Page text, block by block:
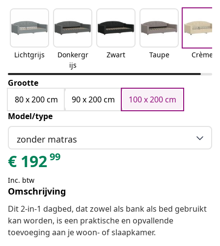
Lichtgrijs
Donkergr
ijs
Zwart Taupe Crème
Grootte
80 x 200 cm
90 x 200 cm
100 x 200 cm
Model/type
zonder matras
€ 19299
Inc. btw
Omschrijving
Dit 2-in-1 dagbed, dat zowel als bank als bed gebruikt
kan worden, is een praktische en opvallende
toevoeging aan je woon- of slaapkamer.